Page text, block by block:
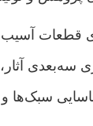
قطعات
سه‌بعدی
سبک‌ها و